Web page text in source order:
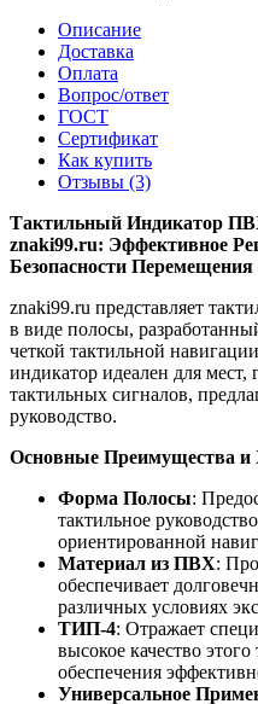
Описание
Доставка
Оплата
Вопрос/ответ
ГОСТ
Сертификат
Как купить
Отзывы (3)
Тактильный Индикатор
znaki99.ru: Эффективное
Безопасности Перемещения
znaki99.ru представляет
в виде полосы,
четкой тактильной
индикатор идеален для мест,
тактильных сигналов,
руководство.
Основные Преимущества и
Форма Полосы:
тактильное
ориентированной
Материал из ПВХ:
обеспечивает
различных условиях
ТИП-4: Отражает
высокое качество
обеспечения
Универсальное